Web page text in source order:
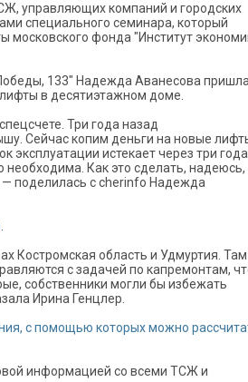
управляющих компаний и городских
специального семинара, который
московского фонда "Институт
133" Надежда Аванесова пришла
в десятиэтажном доме.
Три года назад
Сейчас копим деньги на новые
эксплуатации истекает через три
необходима. Как это сделать, надеюсь,
поделилась с cherinfo Надежда
Костромская область и Удмуртия.
с задачей по капремонтам,
собственники могли бы избежать
Ирина Генцлер.
с помощью которых можно
информацией со всеми ТСЖ и